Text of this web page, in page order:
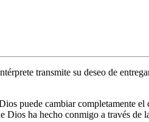
transmite su deseo de
puede cambiar completamente el
ha hecho conmigo a través de